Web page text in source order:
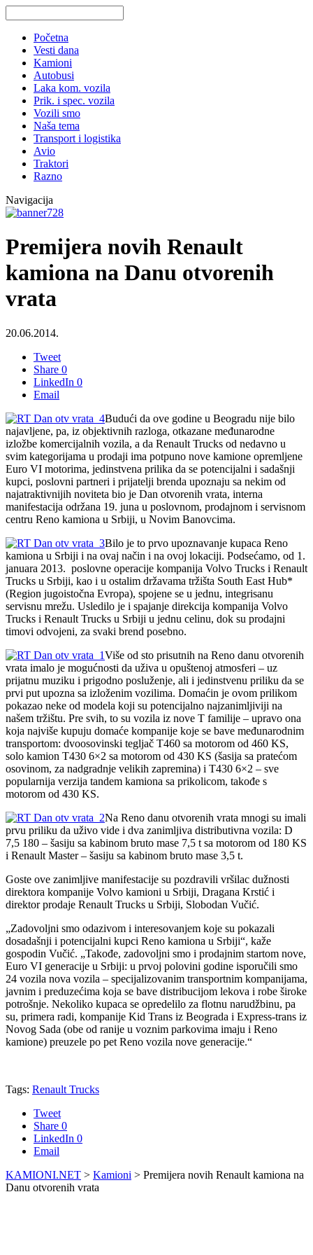
Početna
Vesti dana
Kamioni
Autobusi
Laka kom. vozila
Prik. i spec. vozila
Vozili smo
Naša tema
Transport i logistika
Avio
Traktori
Razno
Navigacija
Premijera novih Renault
kamiona na Danu otvorenih
vrata
20.06.2014.
Tweet
Share 0
LinkedIn 0
Email
Budući da ove godine u Beogradu nije bilo
najavljene, pa, iz objektivnih razloga, otkazane međunarodne
izložbe komercijalnih vozila, a da Renault Trucks od nedavno u
svim kategorijama u prodaji ima potpuno nove kamione opremljene
Euro VI motorima, jedinstvena prilika da se potencijalni i sadašnji
kupci, poslovni partneri i prijatelji brenda upoznaju sa nekim od
najatraktivnijih noviteta bio je Dan otvorenih vrata, interna
manifestacija održana 19. juna u poslovnom, prodajnom i servisnom
centru Reno kamiona u Srbiji, u Novim Banovcima.
Bilo je to prvo upoznavanje kupaca Reno
kamiona u Srbiji i na ovaj način i na ovoj lokaciji. Podsećamo, od 1.
januara 2013. poslovne operacije kompanija Volvo Trucks i Renault
Trucks u Srbiji, kao i u ostalim državama tržišta South East Hub*
(Region jugoistočna Evropa), spojene se u jednu, integrisanu
servisnu mrežu. Usledilo je i spajanje direkcija kompanija Volvo
Trucks i Renault Trucks u Srbiji u jednu celinu, dok su prodajni
timovi odvojeni, za svaki brend posebno.
Više od sto prisutnih na Reno danu otvorenih
vrata imalo je mogućnosti da uživa u opuštenoj atmosferi – uz
prijatnu muziku i prigodno posluženje, ali i jedinstvenu priliku da se
prvi put upozna sa izloženim vozilima. Domaćin je ovom prilikom
pokazao neke od modela koji su potencijalno najzanimljiviji na
našem tržištu. Pre svih, to su vozila iz nove T familije – upravo ona
koja najviše kupuju domaće kompanije koje se bave međunarodnim
transportom: dvoosovinski tegljač T460 sa motorom od 460 KS,
solo kamion T430 6×2 sa motorom od 430 KS (šasija sa pratećom
osovinom, za nadgradnje velikih zapremina) i T430 6×2 – sve
popularnija verzija tandem kamiona sa prikolicom, takođe s
motorom od 430 KS.
Na Reno danu otvorenih vrata mnogi su imali
prvu priliku da uživo vide i dva zanimljiva distributivna vozila: D
7,5 180 – šasiju sa kabinom bruto mase 7,5 t sa motorom od 180 KS
i Renault Master – šasiju sa kabinom bruto mase 3,5 t.
Goste ove zanimljive manifestacije su pozdravili vršilac dužnosti
direktora kompanije Volvo kamioni u Srbiji, Dragana Krstić i
direktor prodaje Renault Trucks u Srbiji, Slobodan Vučić.
„Zadovoljni smo odazivom i interesovanjem koje su pokazali
dosadašnji i potencijalni kupci Reno kamiona u Srbiji“, kaže
gospodin Vučić. „Takođe, zadovoljni smo i prodajnim startom nove,
Euro VI generacije u Srbiji: u prvoj polovini godine isporučili smo
24 vozila nova vozila – specijalizovanim transportnim kompanijama,
javnim i preduzećima koja se bave distribucijom lekova i robe široke
potrošnje. Nekoliko kupaca se opredelilo za flotnu narudžbinu, pa
su, primera radi, kompanije Kid Trans iz Beograda i Express-trans iz
Novog Sada (obe od ranije u voznim parkovima imaju i Reno
kamione) preuzele po pet Reno vozila nove generacije.“
Tags: Renault Trucks
Tweet
Share 0
LinkedIn 0
Email
KAMIONI.NET > Kamioni > Premijera novih Renault kamiona na
Danu otvorenih vrata